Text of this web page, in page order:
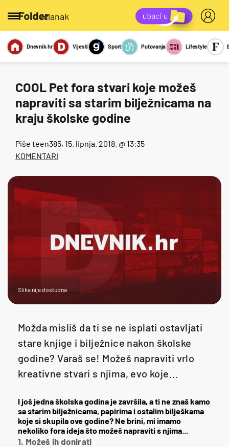
/članak
Miks Kviz
Report
Dnevnik.hr Vijesti Sport Putovanja Lifestyle
COOL Pet fora stvari koje možeš
napraviti sa starim bilježnicama na
kraju školske godine
Piše teen385, 15. lipnja. 2018. @ 13:35
KOMENTARI
Slika nije dostupna
Možda misliš da ti se ne isplati ostavljati
stare knjige i bilježnice nakon školske
godine? Varaš se! Možeš napraviti vrlo
kreativne stvari s njima, evo koje...
I još jedna školska godina je završila, a ti ne znaš kamo
sa starim bilježnicama, papirima i ostalim bilješkama
koje si skupila ove godine? Ne brini, mi imamo
nekoliko fora ideja što možeš napraviti s njima...
1. Možeš ih donirati